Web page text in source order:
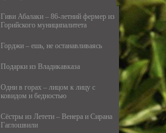
Гиви Абалаки – 86-летний фермер из
Горийского муниципалитета
Горджи – ешь, не останавливаясь
Подарки из Владикавказа
Одни в горах – лицом к лицу с
ковидом и бедностью
Сёстры из Летети – Венера и Сирана
Гаглошвили